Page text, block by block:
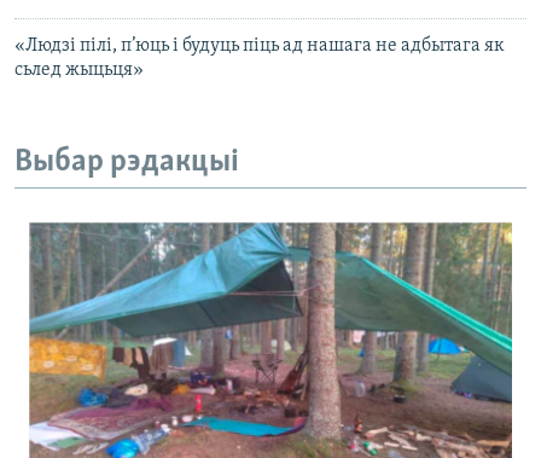
«Людзі пілі, п’юць і будуць піць ад нашага не адбытага як
сьлед жыцьця»
Выбар рэдакцыі